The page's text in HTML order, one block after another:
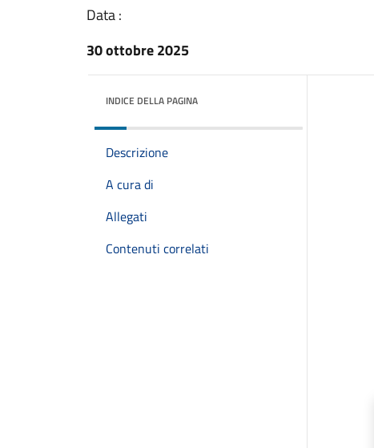
Data :
30 ottobre 2025
INDICE DELLA PAGINA
Descrizione
A cura di
Allegati
Contenuti correlati